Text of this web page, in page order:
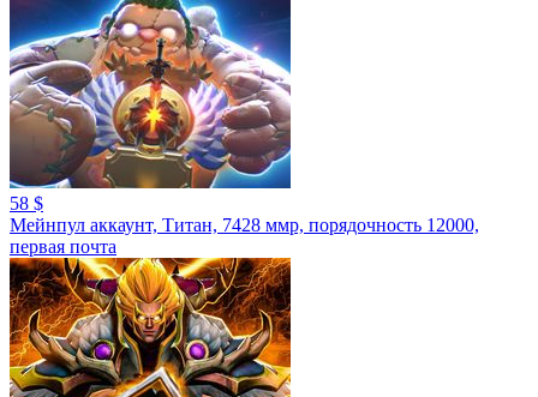
58 $
Мейнпул аккаунт, Титан, 7428 ммр, порядочность 12000,
первая почта